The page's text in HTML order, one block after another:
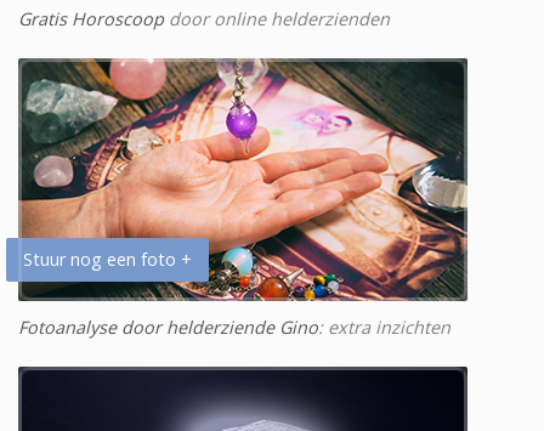
Gratis Horoscoopdoor online helderzienden
Stuur nog een foto +
Fotoanalyse door helderziende Gino: extra inzichten